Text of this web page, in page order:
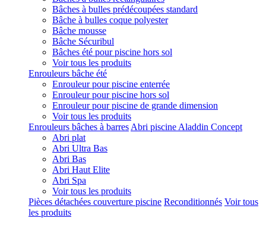
Bâches à bulles prédécoupées standard
Bâche à bulles coque polyester
Bâche mousse
Bâche Sécuribul
Bâches été pour piscine hors sol
Voir tous les produits
Enrouleurs bâche été
Enrouleur pour piscine enterrée
Enrouleur pour piscine hors sol
Enrouleur pour piscine de grande dimension
Voir tous les produits
Enrouleurs bâches à barres Abri piscine Aladdin Concept
Abri plat
Abri Ultra Bas
Abri Bas
Abri Haut Elite
Abri Spa
Voir tous les produits
Pièces détachées couverture piscine Reconditionnés Voir tous
les produits